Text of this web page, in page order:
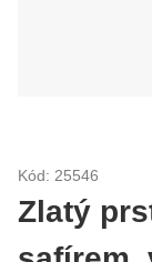
Kód: 25546
Zlatý